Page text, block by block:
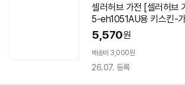
셀러허브 가전 [셀러허브
5-eh1051AU용 키스킨-
5,570원
배송비 3,000원
26.07. 등록